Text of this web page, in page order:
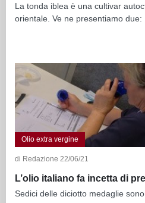
La tonda iblea è una cultivar
orientale. Ve ne presentiamo due:
Olio extra vergine
di Redazione 22/06/21
L’olio italiano fa incetta di
Sedici delle diciotto medaglie